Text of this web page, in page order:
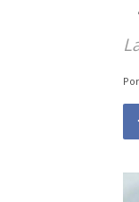
Por